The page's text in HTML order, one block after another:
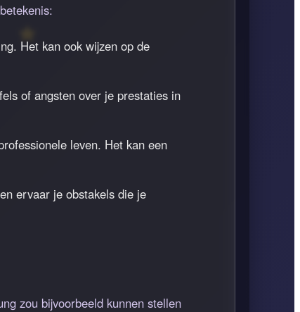
Het kan ook wijzen op de
of angsten over je prestaties in
leven. Het kan een
ervaar je obstakels die je
zou bijvoorbeeld kunnen stellen